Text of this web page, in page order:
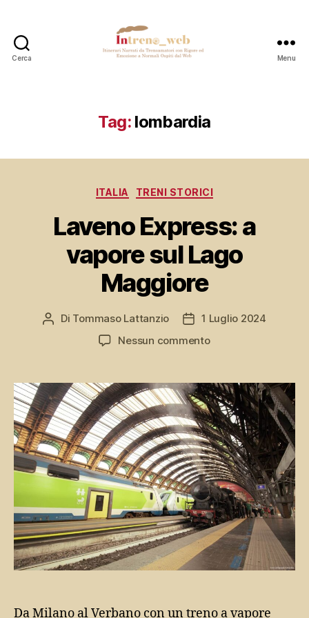
Cerca Menu
Tag: lombardia
Categorie
ITALIA TRENI STORICI
Laveno Express: a
vapore sul Lago
Maggiore
Autore
Di Tommaso Lattanzio
Data
dell'articolo
1 Luglio 2024
Nessun commentosu
a
vapore
sul
Lago
Maggiore
Da Milano al Verbano con un treno a vapore